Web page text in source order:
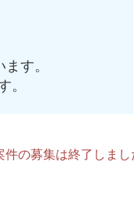
す。
件の募集は終了しまし